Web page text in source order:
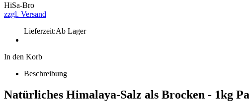
HiSa-Bro
zzgl. Versand
Lieferzeit:Ab Lager
In den Korb
Beschreibung
Natürliches Himalaya-Salz als Brocken - 1kg